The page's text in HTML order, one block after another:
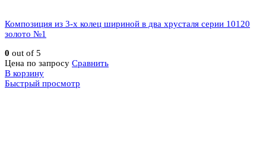
Композиция из 3-х колец шириной в два хрусталя серии 10120
золото №1
0 out of 5
Цена по запросу Сравнить
В корзину
Быстрый просмотр